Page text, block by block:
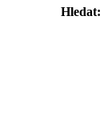
Hledat: